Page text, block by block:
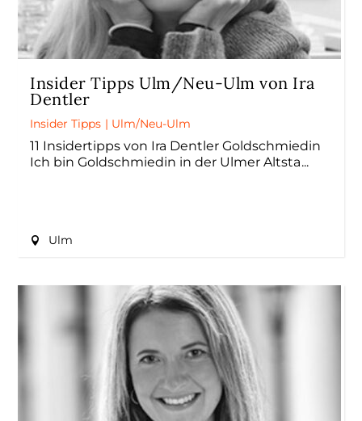
Insider Tipps Ulm/Neu-Ulm von Ira
Dentler
Insider Tipps | Ulm/Neu-Ulm
11 Insidertipps von Ira Dentler Goldschmiedin
Ich bin Goldschmiedin in der Ulmer Altsta
Ulm